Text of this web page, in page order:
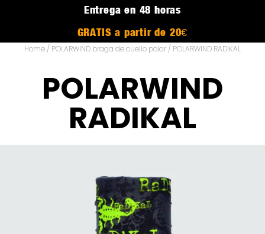
Entrega en 48 horas
GRATIS a partir de 20€
Home / POLARWIND braga de cuello polar / POLARWIND RADIKAL
POLARWIND
RADIKAL